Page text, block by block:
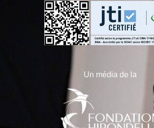
Un média de la